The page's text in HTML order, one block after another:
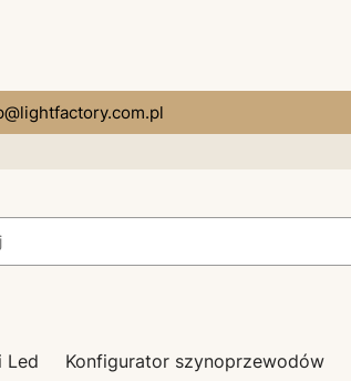
Led Konfigurator szynoprzewodów